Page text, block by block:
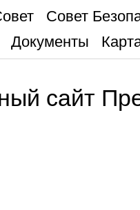
Совет
Документы
сайт